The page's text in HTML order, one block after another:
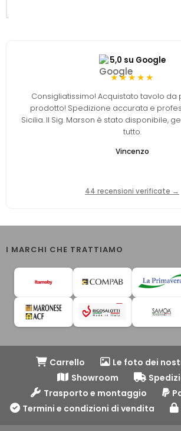
5,0 su Google
★★★★★
Consigliatissimo! Acquistato tavolo da
prodotto! Spedizione accurata e
Sicilia. Il Sig. Marson è stato disponibile,
tutto.
Vincenzo
44 recensioni verificate →
I MARCHI CHE TRATTIAMO
Carrello
Le foto dei
Showroom
Trasporto e montaggio
Termini e condizioni di vendita